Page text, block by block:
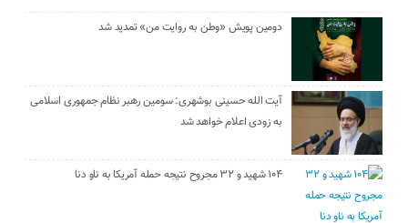
دومین پویش «وطن به روایت من» تمدید شد
آیت الله حسینی بوشهری: سومین رهبر نظام جمهوری اسلامی
به زودی اعلام خواهد شد
۱۰۴ شهید و ۳۲ مجروح نتیجه حمله آمریکا به ناو دنا